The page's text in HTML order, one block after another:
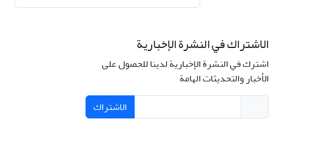
الاشتراك في النشرة الإخبارية
اشترك في النشرة الإخبارية لدينا للحصول على
الأخبار والتحديثات الهامة
الاشتراك